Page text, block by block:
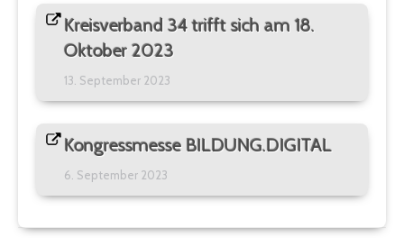
Kreisverband 34 trifft sich am 18.
Oktober 2023
13. September 2023
Kongressmesse BILDUNG.DIGITAL
6. September 2023